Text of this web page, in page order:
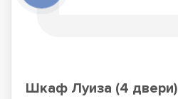
Шкаф Луиза (4 двери)